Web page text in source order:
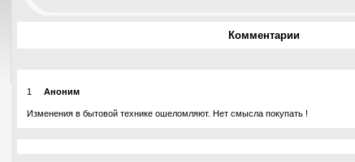
Комментарии
1 Аноним
Изменения в бытовой технике ошеломляют. Нет смысла покупать !